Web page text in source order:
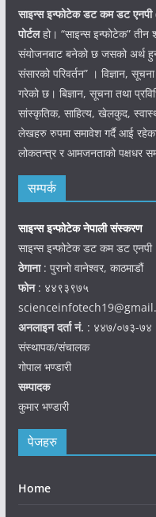
साइन्स इन्फोटेक डट कम डट एनपी
पोर्टलहो। “साइन्स इन्फोटेक” तीन
संयोजनबाट बनेको छ जसको अर्थ
संसारको परिवर्तन” । विज्ञान,
गरेको छ। बिज्ञान, सूचना तथा
सांस्कृतिक, साहित्य, खेलकुद,
लेखहरु रुपमा समावेश गर्दै आई रहेका
लोकतन्त्र र आमजनताको पक्षधर
सम्पर्क
साइन्स इन्फोटेक नेपाली संस्करण
साइन्स इन्फोटेक डट कम डट एनपी
ठेगाना: पुरानो वानेश्वर, काठमाडौं
फोन: ४४९३९७५
अनलाइन दर्ता नं. : ४४७/०७३-७४
संस्थापक/संचालक
गोपाल भण्डारी
सम्पादक
कुमार भण्डारी
पेजहरु
Home